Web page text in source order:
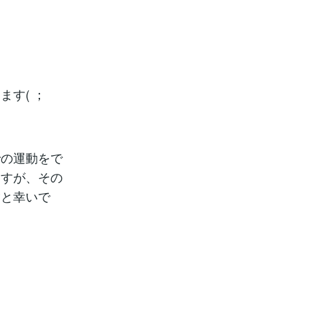
す( ；
運動をで
が、その
幸いで